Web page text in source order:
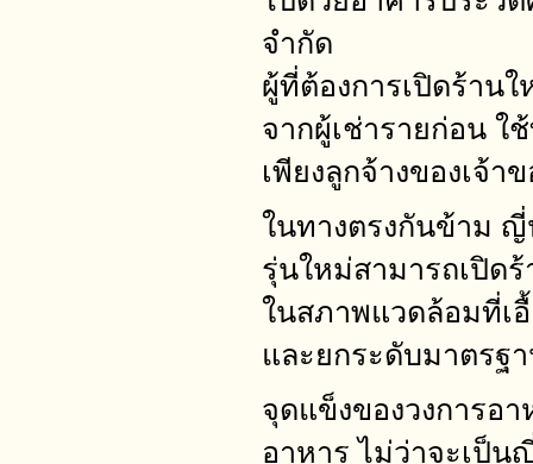
จำกัด
ผู้ที่ต้องการเปิดร้าน
จากผู้เช่ารายก่อน
เพียงลูกจ้างของเจ้า
ในทางตรงกันข้าม
รุ่นใหม่สามารถเปิดร้
ในสภาพแวดล้อมที่เ
และยกระดับมาตรฐ
จุดแข็งของวงการอ
อาหาร ไม่ว่าจะเป็น